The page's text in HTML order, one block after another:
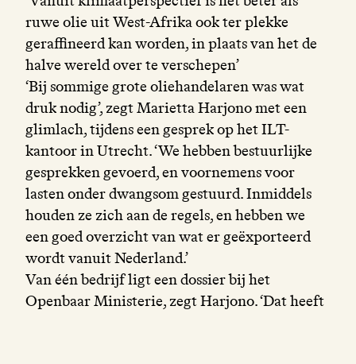
ruwe olie uit West-Afrika ook ter plekke
geraffineerd kan worden, in plaats van het de
halve wereld over te verschepen’
‘Bij sommige grote oliehandelaren was wat
druk nodig’, zegt Marietta Harjono met een
glimlach, tijdens een gesprek op het ILT-
kantoor in Utrecht. ‘We hebben bestuurlijke
gesprekken gevoerd, en voornemens voor
lasten onder dwangsom gestuurd. Inmiddels
houden ze zich aan de regels, en hebben we
een goed overzicht van wat er geëxporteerd
wordt vanuit Nederland.’
Van één bedrijf ligt een dossier bij het
Openbaar Ministerie, zegt Harjono. ‘Dat heeft